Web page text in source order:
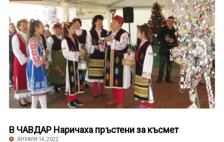
В ЧАВДАР Наричаха пръстени за късмет
ЯНУАРИ 14, 2022